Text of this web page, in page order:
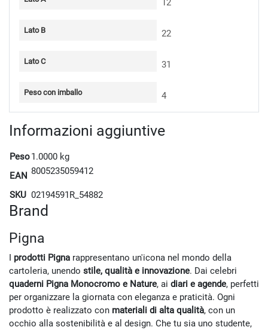
12
Lato B 22
Lato C 31
Peso con imballo 4
Informazioni aggiuntive
Peso1.0000 kg
EAN 8005235059412
SKU 02194591R_54882
Brand
Pigna
I prodotti Pigna rappresentano un'icona nel mondo della
cartoleria, unendo stile, qualità e innovazione. Dai celebri
quaderni Pigna Monocromo e Nature, ai diari e agende, perfetti
per organizzare la giornata con eleganza e praticità. Ogni
prodotto è realizzato con materiali di alta qualità, con un
occhio alla sostenibilità e al design. Che tu sia uno studente,